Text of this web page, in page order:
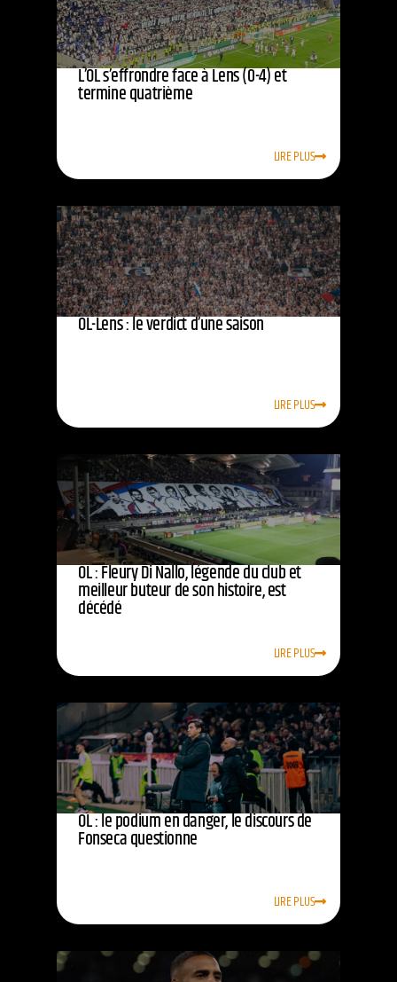
L’OL s’effrondre face à Lens (0-4) et
termine quatrième
LIRE PLUS
OL-Lens : le verdict d’une saison
LIRE PLUS
OL : Fleury Di Nallo, légende du club et
meilleur buteur de son histoire, est
décédé
LIRE PLUS
OL : le podium en danger, le discours de
Fonseca questionne
LIRE PLUS